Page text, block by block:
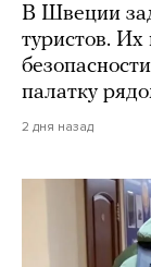
В Швеции
туристов. Их
палатку
2 дня назад